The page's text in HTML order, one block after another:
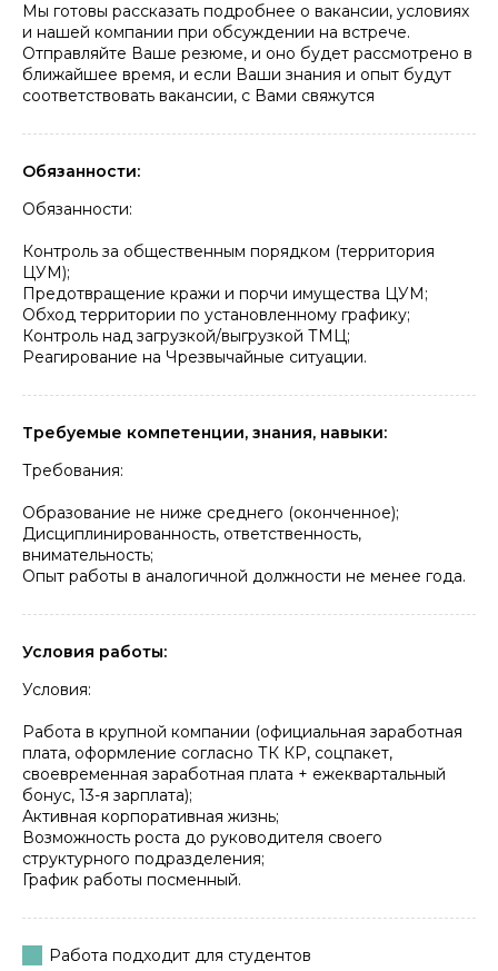
Мы готовы рассказать подробнее о вакансии, условиях
и нашей компании при обсуждении на встрече.
Отправляйте Ваше резюме, и оно будет рассмотрено в
ближайшее время, и если Ваши знания и опыт будут
соответствовать вакансии, с Вами свяжутся
Обязанности:
Обязанности:
Контроль за общественным порядком (территория
ЦУМ);
Предотвращение кражи и порчи имущества ЦУМ;
Обход территории по установленному графику;
Контроль над загрузкой/выгрузкой ТМЦ;
Реагирование на Чрезвычайные ситуации.
Требуемые компетенции, знания, навыки:
Требования:
Образование не ниже среднего (оконченное);
Дисциплинированность, ответственность,
внимательность;
Опыт работы в аналогичной должности не менее года.
Условия работы:
Условия:
Работа в крупной компании (официальная заработная
плата, оформление согласно ТК КР, соцпакет,
своевременная заработная плата + ежеквартальный
бонус, 13-я зарплата);
Активная корпоративная жизнь;
Возможность роста до руководителя своего
структурного подразделения;
График работы посменный.
Работа подходит для студентов